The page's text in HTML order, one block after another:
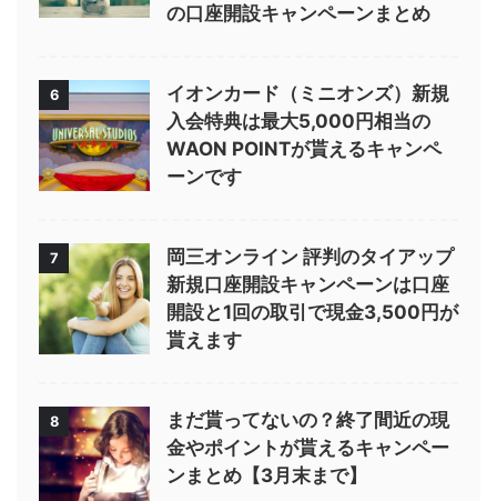
の口座開設キャンペーンまとめ
6
イオンカード（ミニオンズ）新規
入会特典は最大5,000円相当の
WAON POINTが貰えるキャンペ
ーンです
7
岡三オンライン 評判のタイアップ
新規口座開設キャンペーンは口座
開設と1回の取引で現金3,500円が
貰えます
8
まだ貰ってないの？終了間近の現
金やポイントが貰えるキャンペー
ンまとめ【3月末まで】